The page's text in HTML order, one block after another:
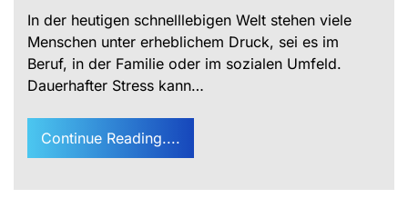
In der heutigen schnelllebigen Welt stehen viele
Menschen unter erheblichem Druck, sei es im
Beruf, in der Familie oder im sozialen Umfeld.
Dauerhafter Stress kann…
Continue Reading....